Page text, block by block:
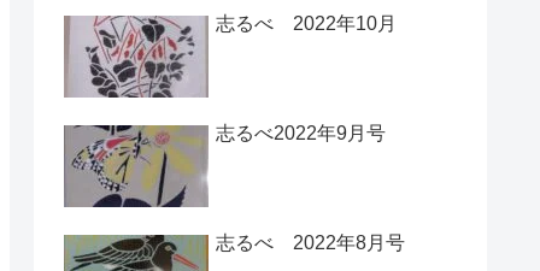
志るべ 2022年10月
志るべ2022年9月号
志るべ 2022年8月号